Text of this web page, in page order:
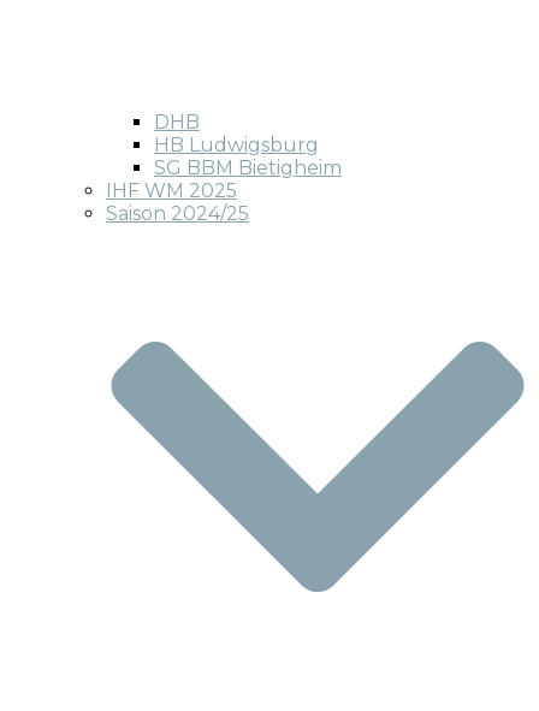
DHB
HB Ludwigsburg
SG BBM Bietigheim
IHF WM 2025
Saison 2024/25